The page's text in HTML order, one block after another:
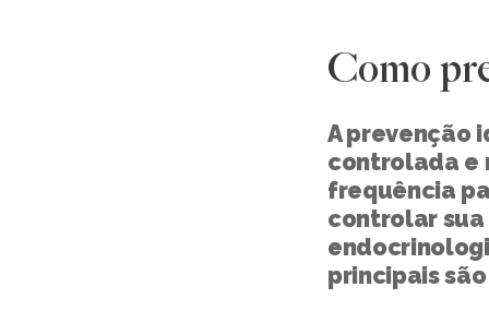
Como
A prevenção
controlada e
frequência
controlar
principais